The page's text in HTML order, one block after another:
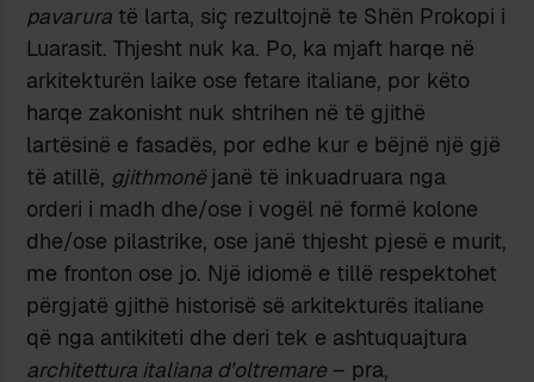
pavarura të larta, siç rezultojnë te Shën Prokopi i
Luarasit. Thjesht nuk ka. Po, ka mjaft harqe në
arkitekturën laike ose fetare italiane, por këto
harqe zakonisht nuk shtrihen në të gjithë
lartësinë e fasadës, por edhe kur e bëjnë një gjë
të atillë, gjithmonë janë të inkuadruara nga
orderi i madh dhe/ose i vogël në formë kolone
dhe/ose pilastrike, ose janë thjesht pjesë e murit,
me fronton ose jo. Një idiomë e tillë respektohet
përgjatë gjithë historisë së arkitekturës italiane
që nga antikiteti dhe deri tek e ashtuquajtura
architettura italiana d’oltremare – pra,